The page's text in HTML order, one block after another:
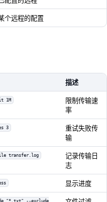
个远程的配置
描述
1M
限制传输速
率
3
重试失败传
输
transfer.log
记录传输日
志
显示进度